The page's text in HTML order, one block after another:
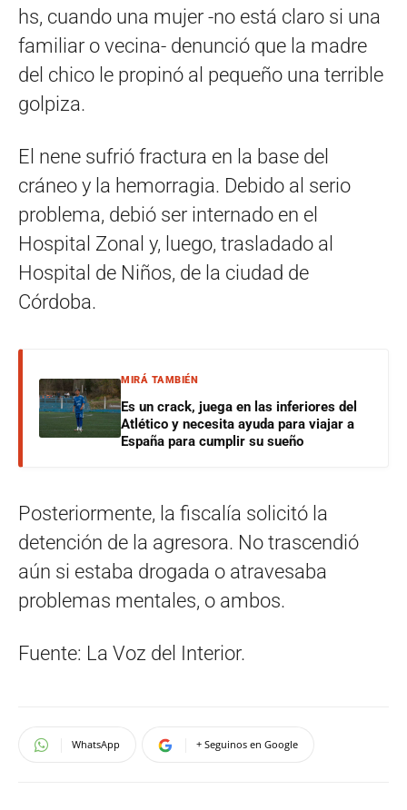
hs, cuando una mujer -no está claro si una
familiar o vecina- denunció que la madre
del chico le propinó al pequeño una terrible
golpiza.
El nene sufrió fractura en la base del
cráneo y la hemorragia. Debido al serio
problema, debió ser internado en el
Hospital Zonal y, luego, trasladado al
Hospital de Niños, de la ciudad de
Córdoba.
MIRÁ TAMBIÉN
Es un crack, juega en las inferiores del
Atlético y necesita ayuda para viajar a
España para cumplir su sueño
Posteriormente, la fiscalía solicitó la
detención de la agresora. No trascendió
aún si estaba drogada o atravesaba
problemas mentales, o ambos.
Fuente: La Voz del Interior.
WhatsApp + Seguinos en Google